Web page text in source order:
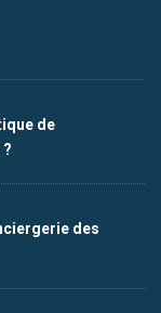
de
des